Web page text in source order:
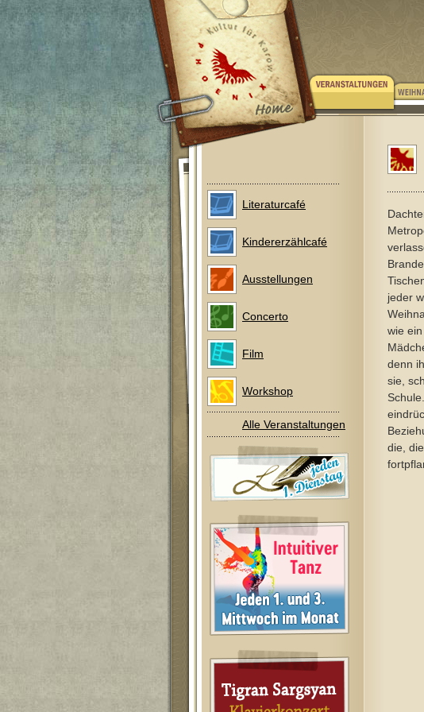
Literaturcafé
Kindererzählcafé
Ausstellungen
Concerto
Film
Workshop
Alle Veranstaltungen
jeder
wie
denn
sie,
die,